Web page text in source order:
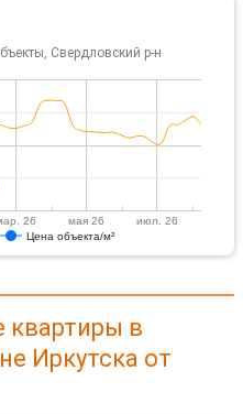
Свердловский р-н
Цена объекта/м²
26 мая 26 июл. 26
квартиры в
Иркутска от